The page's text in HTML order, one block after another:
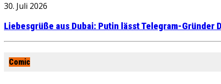
30. Juli 2026
Liebesgrüße aus Dubai: Putin lässt Telegram-Gründer
Comic